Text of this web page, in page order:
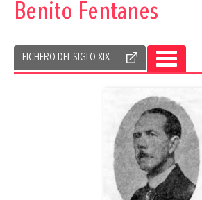
Benito Fentanes
FICHERO DEL SIGLO XIX
TOGGLE
NAVIGATION